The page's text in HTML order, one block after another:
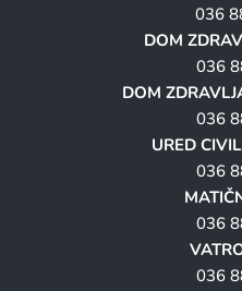
036
DOM
036
DOM
036
URED
036
036
036